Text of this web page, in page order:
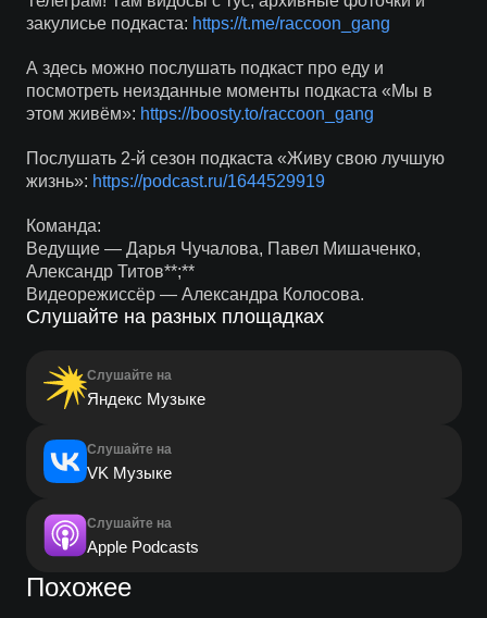
закулисье подкаста: https://t.me/raccoon_gang
А здесь можно послушать подкаст про еду и
посмотреть неизданные моменты подкаста «Мы в
этом живём»: https://boosty.to/raccoon_gang
Послушать 2-й сезон подкаста «Живу свою лучшую
жизнь»: https://podcast.ru/1644529919
Команда:
Ведущие — Дарья Чучалова, Павел Мишаченко,
Александр Титов**;**
Видеорежиссёр — Александра Колосова.
Слушайте на разных площадках
Слушайте на
Яндекс Музыке
Слушайте на
VK Музыке
Слушайте на
Apple Podcasts
Похожее